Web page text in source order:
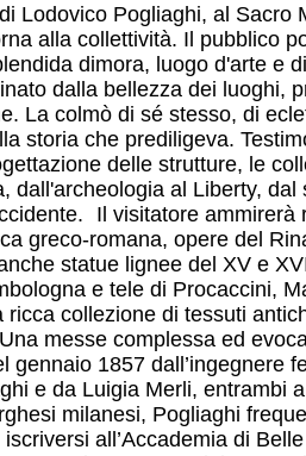
Lodovico Pogliaghi, al Sacro
alla collettività. Il pubblico
dimora, luogo d'arte e
dalla bellezza dei luoghi,
La colmò di sé stesso, di
storia che prediligeva.
delle strutture, le
dall'archeologia al Liberty, dal
Il visitatore ammirerà
greco-romana, opere del
statue lignee del XV e
e tele di Procaccini,
ricca collezione di tessuti
messe complessa ed
gennaio 1857 dall’ingegnere
e da Luigia Merli, entrambi
milanesi, Pogliaghi
all’Accademia di